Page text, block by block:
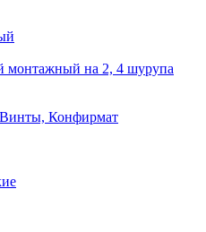
монтажный на 2, 4 шурупа
Конфирмат